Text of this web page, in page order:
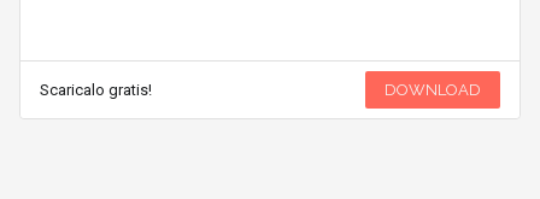
Scaricalo gratis! DOWNLOAD